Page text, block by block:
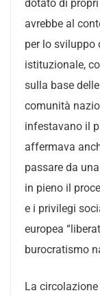
dotato di
avrebbe al
per lo sviluppo
istituzionale,
sulla base
comunità
infestavano il
affermava
passare da
in pieno il
e i privilegi
europea
burocratismo
La